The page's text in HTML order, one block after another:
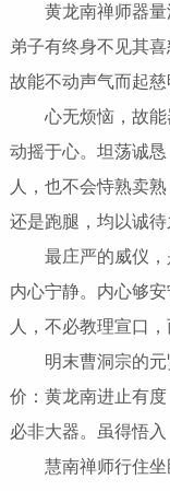
黄龙南禅师器量
弟子有终身不见其
故能不动声气而起慈
心无烦恼，故能
动摇于心。坦荡诚
人，也不会恃熟卖
还是跑腿，均以诚待
最庄严的威仪，
内心宁静。内心够
人，不必教理宣口
明末曹洞宗的元
价：黄龙南进止有
必非大器。虽得悟
慧南禅师行住坐